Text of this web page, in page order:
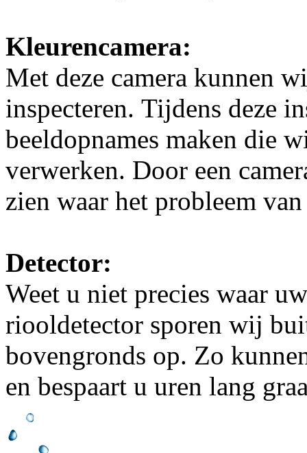
Kleurencamera:
Met deze camera kunnen
inspecteren. Tijdens deze
beeldopnames maken die
verwerken. Door een
zien waar het probleem
Detector:
Weet u niet precies waar
riooldetector sporen wij
bovengronds op. Zo
en bespaart u uren lang